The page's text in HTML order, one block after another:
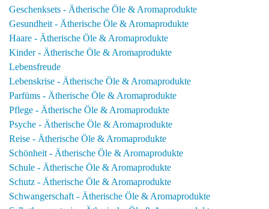
Geschenksets - Ätherische Öle & Aromaprodukte
Gesundheit - Ätherische Öle & Aromaprodukte
Haare - Ätherische Öle & Aromaprodukte
Kinder - Ätherische Öle & Aromaprodukte
Lebensfreude
Lebenskrise - Ätherische Öle & Aromaprodukte
Parfüms - Ätherische Öle & Aromaprodukte
Pflege - Ätherische Öle & Aromaprodukte
Psyche - Ätherische Öle & Aromaprodukte
Reise - Ätherische Öle & Aromaprodukte
Schönheit - Ätherische Öle & Aromaprodukte
Schule - Ätherische Öle & Aromaprodukte
Schutz - Ätherische Öle & Aromaprodukte
Schwangerschaft - Ätherische Öle & Aromaprodukte